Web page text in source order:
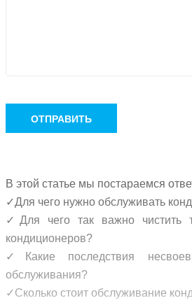
ОТПРАВИТЬ
В этой статье мы постараемся
✓Для чего нужно обслуживать
✓Для чего так важно чистить
кондиционеров?
✓Какие последствия
обслуживания?
✓Сколько стоит обслуживание